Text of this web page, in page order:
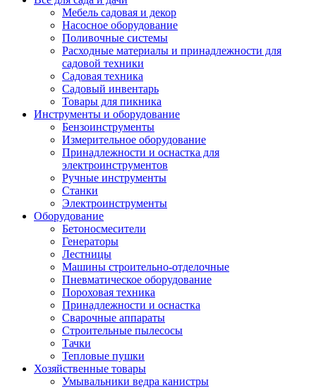
Мебель садовая и декор
Насосное оборудование
Поливочные системы
Расходные материалы и принадлежности для
садовой техники
Садовая техника
Садовый инвентарь
Товары для пикника
Инструменты и оборудование
Бензоинструменты
Измерительное оборудование
Принадлежности и оснастка для
электроинструментов
Ручные инструменты
Станки
Электроинструменты
Оборудование
Бетоносмесители
Генераторы
Лестницы
Машины строительно-отделочные
Пневматическое оборудование
Пороховая техника
Принадлежности и оснастка
Сварочные аппараты
Строительные пылесосы
Тачки
Тепловые пушки
Хозяйственные товары
Умывальники ведра канистры